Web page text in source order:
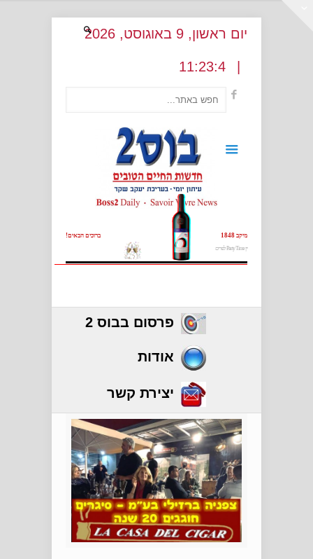
יום ראשון, 9 באוגוסט, 2026
:23:4
ברוכים הבאים! מיקב 1848
יין Party Time לפורים
פרסום בבוס 2
אודות
יצירת קשר